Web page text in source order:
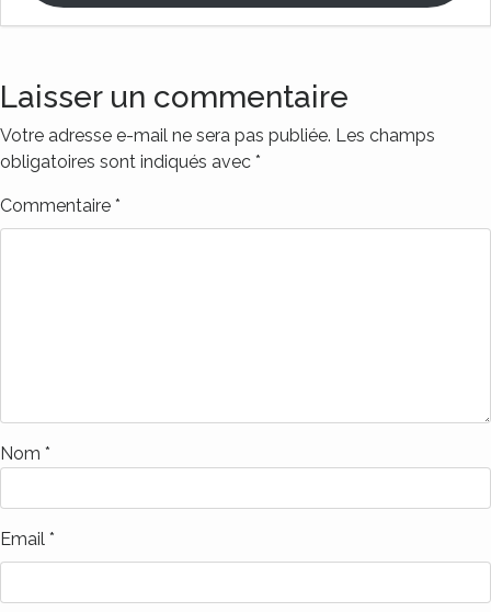
Laisser un commentaire
Votre adresse e-mail ne sera pas publiée. Les champs
obligatoires sont indiqués avec *
Commentaire *
Nom *
Email *